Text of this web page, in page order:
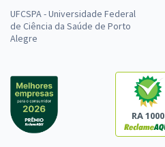
UFCSPA - Universidade Federal
de Ciência da Saúde de Porto
Alegre
RA 1000